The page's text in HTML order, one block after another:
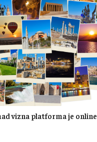
vizna platforma je online